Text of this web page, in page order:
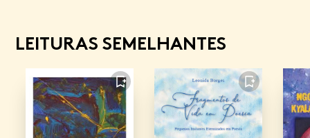
LEITURAS SEMELHANTES
FAVORITO FAVORITO